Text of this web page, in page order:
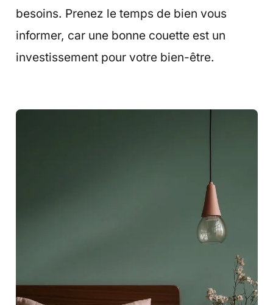
besoins. Prenez le temps de bien vous
informer, car une bonne couette est un
investissement pour votre bien-être.